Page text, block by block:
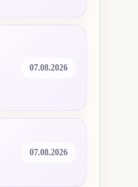
07.08.2026
07.08.2026